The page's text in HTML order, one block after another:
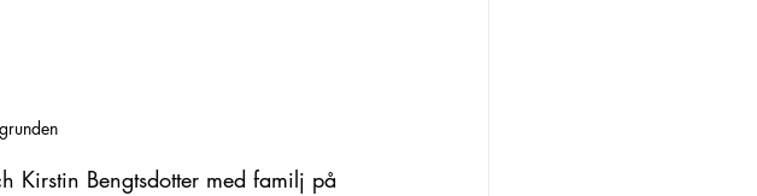
Kirstin Bengtsdotter med familj på